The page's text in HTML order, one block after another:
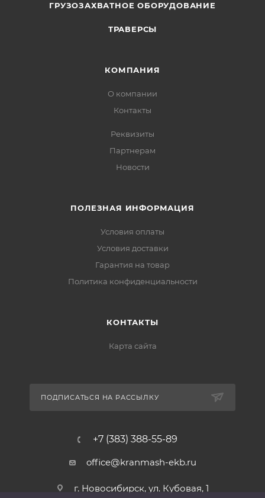
ГРУЗОЗАХВАТНОЕ ОБОРУДОВАНИЕ
ТРАВЕРСЫ
КОМПАНИЯ
О компании
Контакты
Реквизиты
Партнерам
Новости
ПОЛЕЗНАЯ ИНФОРМАЦИЯ
Условия оплаты
Условия доставки
Гарантия на товар
Политика конфиденциальности
КОНТАКТЫ
Карта сайта
ПОДПИСАТЬСЯ НА РАССЫЛКУ
+7 (383) 388-55-89
office@kranmash-ekb.ru
г. Новосибирск, ул. Кубовая, 1